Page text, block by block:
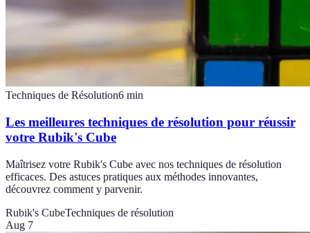
Techniques de Résolution6 min
Les meilleures techniques de résolution pour réussir
votre Rubik's Cube
Maîtrisez votre Rubik's Cube avec nos techniques de résolution
efficaces. Des astuces pratiques aux méthodes innovantes,
découvrez comment y parvenir.
Rubik's CubeTechniques de résolution
Aug 7